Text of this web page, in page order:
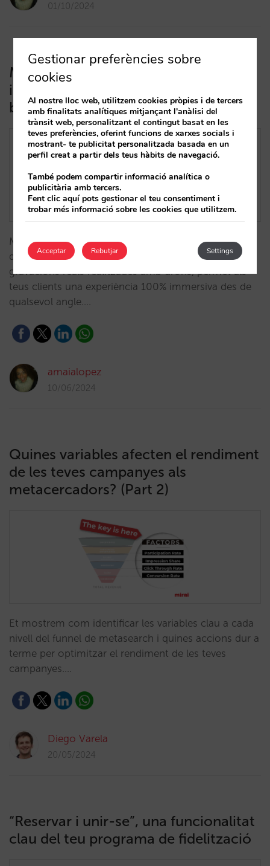
01/10/2024
Mirai Twin: una experiència
immersiva al teu hotel mitjançant un
bessó digital en 3D
Mirai Twin és un bessó digital en 3D del teu hotel
desenvolupat amb tecnologia pròpia que, a partir de
gravacions reals realitzades amb drons, permet als
teus clients una experiència 100% immersiva des de
qualsevol angle.…
amaialopez
10/06/2024
Quines variables afecten el rendiment
de les teves campanyes als
metacercadors? (Part 2)
Et mostrem com identificar les variables clau a cada
nivell del funnel de metasearch i quines accions dur a
terme per optimitzar el rendiment de les teves
campanyes.…
Diego Varela
20/05/2024
“Reservar i unir-se”, una funcionalitat
clau del teu programa de fidelització
Gestionar preferències sobre
cookies
Al nostre lloc web, utilitzem cookies pròpies i de tercers
amb finalitats analítiques mitjançant l'anàlisi del
trànsit web, personalitzant el contingut basat en les
teves preferències, oferint funcions de xarxes socials i
mostrant- te publicitat personalitzada basada en un
perfil creat a partir dels teus hàbits de navegació.
També podem compartir informació analítica o
publicitària amb tercers.
Fent clic aquí pots gestionar el teu consentiment i
trobar més informació sobre les cookies que utilitzem.
Acceptar Settings
Rebutjar